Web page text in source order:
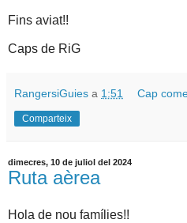
Fins aviat!!
Caps de RiG
RangersiGuies a 1:51 Cap
Comparteix
dimecres, 10 de juliol del 2024
Ruta aèrea
Hola de nou famílies!!